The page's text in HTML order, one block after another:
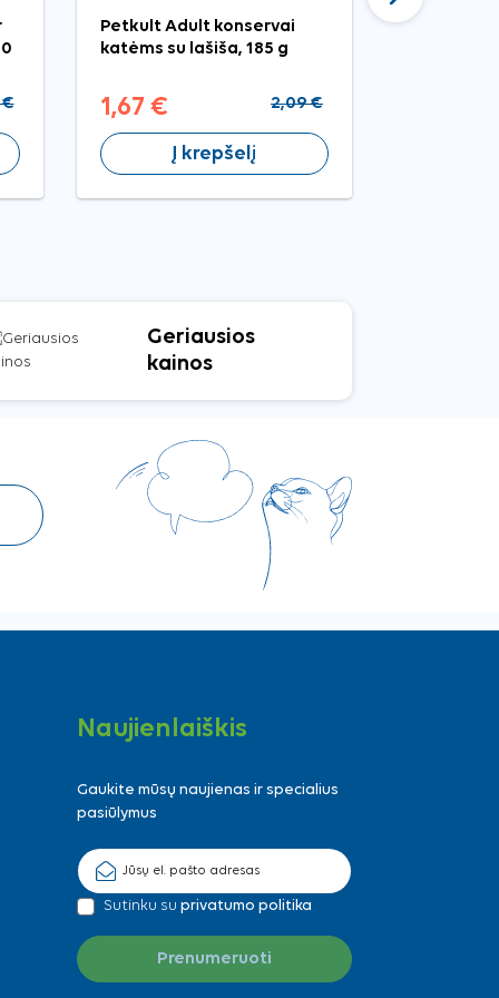
€
Petkult Adult konservai
katėms su lašiša, 185 g
1,67 € 2,09 €
Į krepšelį
Geriausios
kainos
Naujienlaiškis
Gaukite mūsų naujienas ir specialius
pasiūlymus
Sutinku su privatumo politika